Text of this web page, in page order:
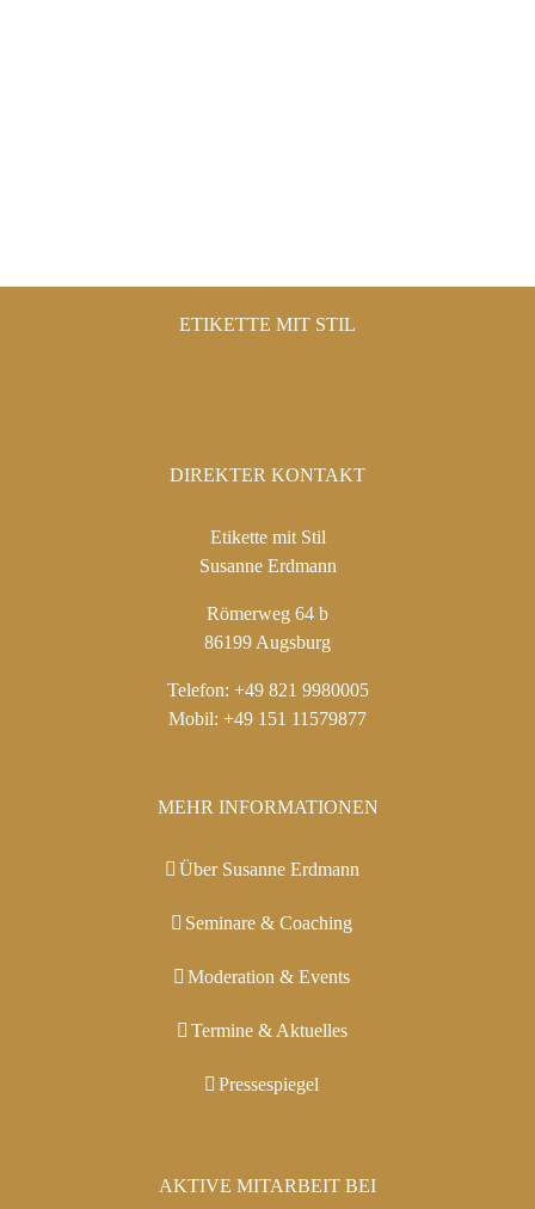
ETIKETTE MIT STIL
DIREKTER KONTAKT
Etikette mit Stil
Susanne Erdmann
Römerweg 64 b
86199 Augsburg
Telefon: +49 821 9980005
Mobil: +49 151 11579877
MEHR INFORMATIONEN
Über Susanne Erdmann
Seminare & Coaching
Moderation & Events
Termine & Aktuelles
Pressespiegel
AKTIVE MITARBEIT BEI